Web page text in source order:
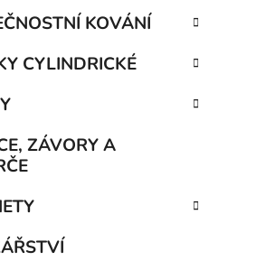
KOVÁNÍ
CYLINDRICKÉ
ZÁVORY A